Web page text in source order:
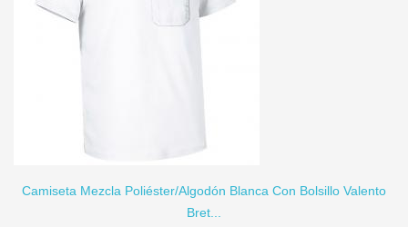
Camiseta Mezcla Poliéster/algodón Blanca Con Bolsillo Valento
Bret...